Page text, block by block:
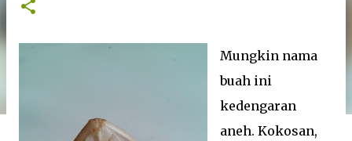
Mungkin nama
buah ini
kedengaran
aneh. Kokosan,